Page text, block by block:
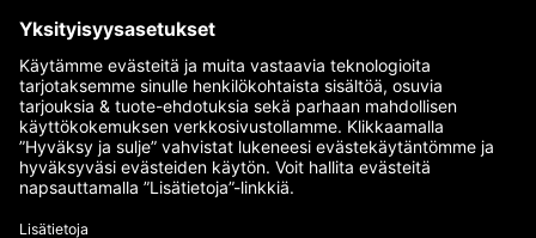
your passion!
BULLMENTULA.FI